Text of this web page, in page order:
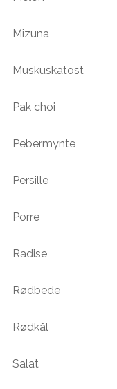
Mizuna
Muskuskatost
Pak choi
Pebermynte
Persille
Porre
Radise
Rødbede
Rødkål
Salat